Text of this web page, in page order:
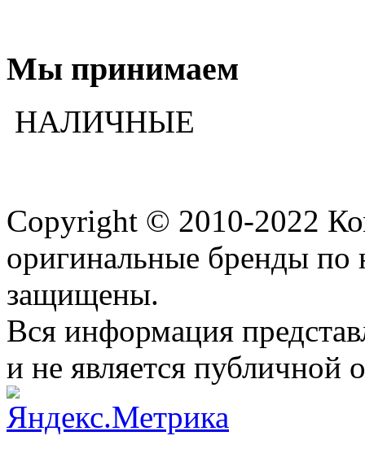
Мы принимаем
НАЛИЧНЫЕ
Copyright © 2010-2022
оригинальные бренды по
защищены.
Вся информация
и не является публичной